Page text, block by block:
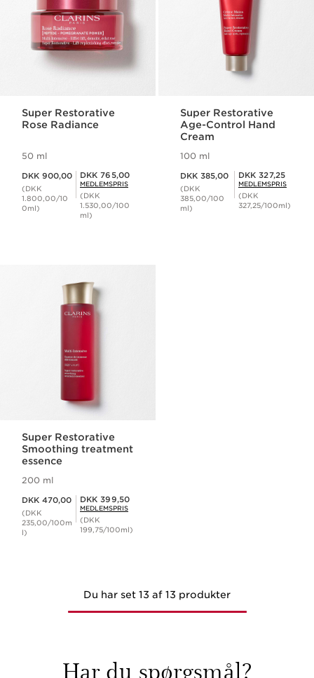
Super Restorative
Rose Radiance
50 ml
DKK 900,00
(DKK
1.800,00/10
0ml)
Medlemspris DKK 765,00
DKK 765,00
MEDLEMSPRIS
(DKK
1.530,00/100
ml)
Super Restorative
Age-Control Hand
Cream
100 ml
DKK 385,00
(DKK
385,00/100
ml)
Medlemspris DKK 327,25
DKK 327,25
MEDLEMSPRIS
(DKK
327,25/100ml)
Super Restorative
Smoothing treatment
essence
200 ml
DKK 470,00
(DKK
235,00/100m
l)
Medlemspris DKK 399,50
DKK 399,50
MEDLEMSPRIS
(DKK
199,75/100ml)
Du har set 13 af 13 produkter
Har du spørgsmål?